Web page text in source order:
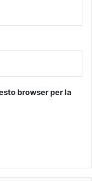
browser per la